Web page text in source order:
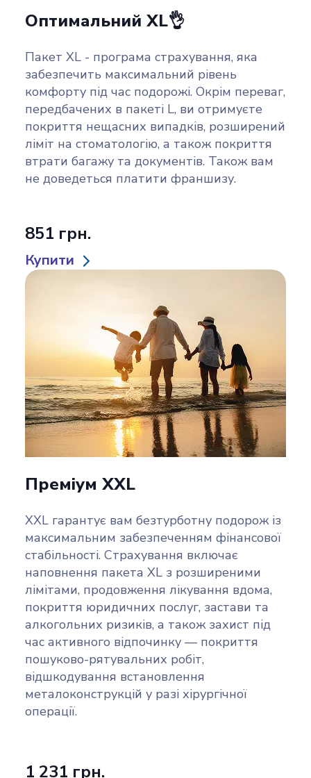
Оптимальний XL👌
Пакет XL - програма страхування, яка
забезпечить максимальний рівень
комфорту під час подорожі. Окрім переваг,
передбачених в пакеті L, ви отримуєте
покриття нещасних випадків, розширений
ліміт на стоматологію, а також покриття
втрати багажу та документів. Також вам
не доведеться платити франшизу.
851 грн.
Купити
Преміум XXL
XXL гарантує вам безтурботну подорож із
максимальним забезпеченням фінансової
стабільності. Страхування включає
наповнення пакета XL з розширеними
лімітами, продовження лікування вдома,
покриття юридичних послуг, застави та
алкогольних ризиків, а також захист під
час активного відпочинку — покриття
пошуково-рятувальних робіт,
відшкодування встановлення
металоконструкцій у разі хірургічної
операції.
1 231 грн.